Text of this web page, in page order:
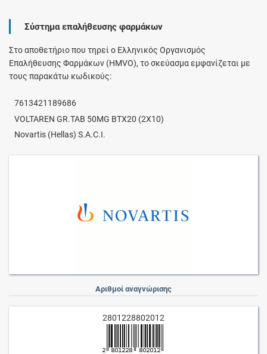
Σύστημα επαλήθευσης φαρμάκων
Στο αποθετήριο που τηρεί ο Ελληνικός Οργανισμός
Επαλήθευσης Φαρμάκων (HMVO), το σκεύασμα εμφανίζεται με
τους παρακάτω κωδικούς:
7613421189686
VOLTAREN GR.TAB 50MG BTX20 (2X10)
Novartis (Hellas) S.A.C.I.
Αριθμοί αναγνώρισης
2801228802012